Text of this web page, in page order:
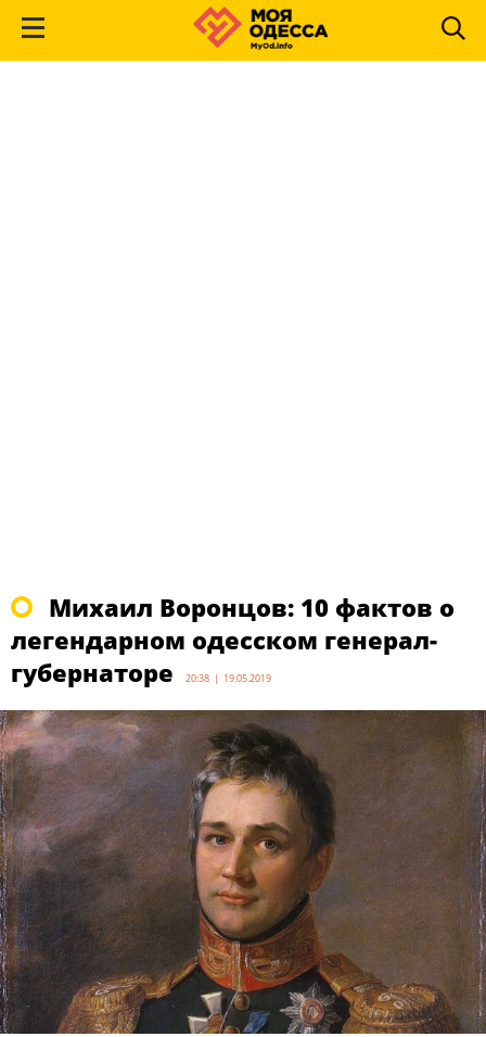
Михаил Воронцов: 10 фактов о
легендарном одесском генерал-
губернаторе
20:38 | 19.05.2019